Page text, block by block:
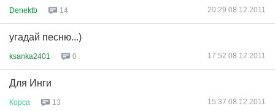
Denektb 14 20:29 08.12.2011
угадай песню...)
ksanka2401 0 17:52 08.12.2011
Для Инги
Корса 13 15:37 08.12.2011